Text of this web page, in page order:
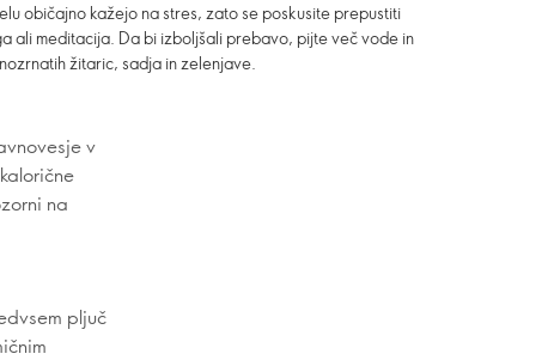
običajno kažejo na stres, zato se poskusite prepustiti
ali meditacija. Da bi izboljšali prebavo, pijte več vode in
žitaric, sadja in zelenjave.
v
na
pljuč